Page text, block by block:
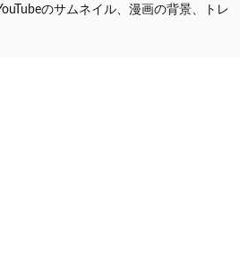
のサムネイル、漫画の背景、トレ